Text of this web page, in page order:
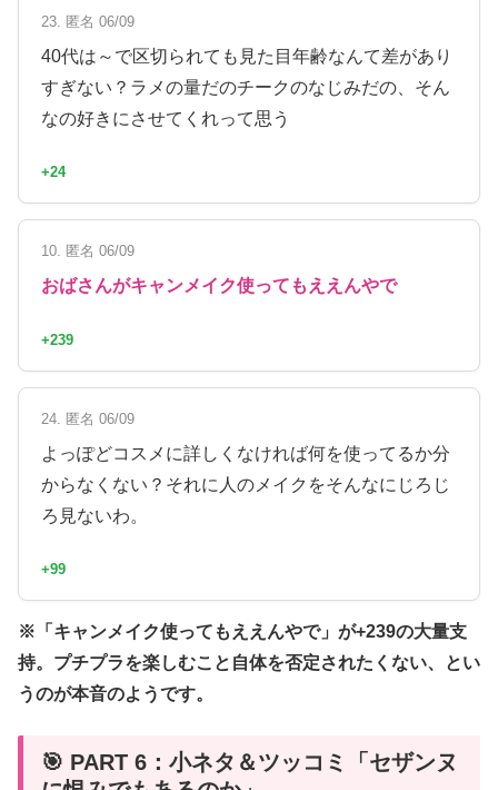
23. 匿名 06/09
40代は～で区切られても見た目年齢なんて差があり
すぎない？ラメの量だのチークのなじみだの、そん
なの好きにさせてくれって思う
+24
10. 匿名 06/09
おばさんがキャンメイク使ってもええんやで
+239
24. 匿名 06/09
よっぽどコスメに詳しくなければ何を使ってるか分
からなくない？それに人のメイクをそんなにじろじ
ろ見ないわ。
+99
※「キャンメイク使ってもええんやで」が+239の大量支
持。プチプラを楽しむこと自体を否定されたくない、とい
うのが本音のようです。
🎯 PART 6：小ネタ＆ツッコミ「セザンヌ